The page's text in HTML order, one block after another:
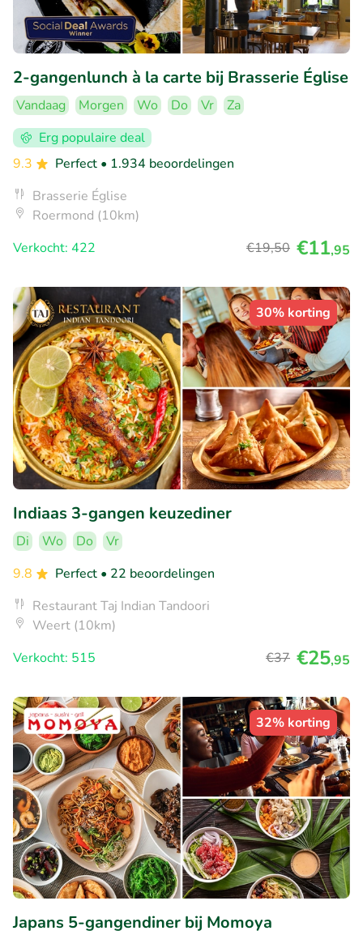
2-gangenlunch à la carte bij Brasserie Église
Vandaag Morgen Wo Do Vr
Za
Erg populaire deal
9.3
Perfect • 1.934 beoordelingen
Brasserie Église
Roermond (10km)
Verkocht: 422
€19,50 €11,95
30% korting
Indiaas 3-gangen keuzediner
Di Wo Do
Vr
9.8
Perfect • 22 beoordelingen
Restaurant Taj Indian Tandoori
Weert (10km)
Verkocht: 515
€37 €25,95
32% korting
Japans 5-gangendiner bij Momoya